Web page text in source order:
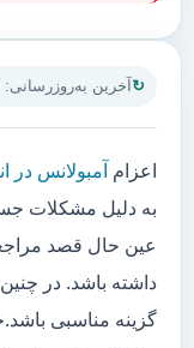
آخرین به‌روزرسانی: ۳۰ تیر ۱۴۰۵
اعزام آمبولانس در
به دلیل مشکلات
عین حال قصد مراجعه
داشته باشد. در
گزینه مناسبی